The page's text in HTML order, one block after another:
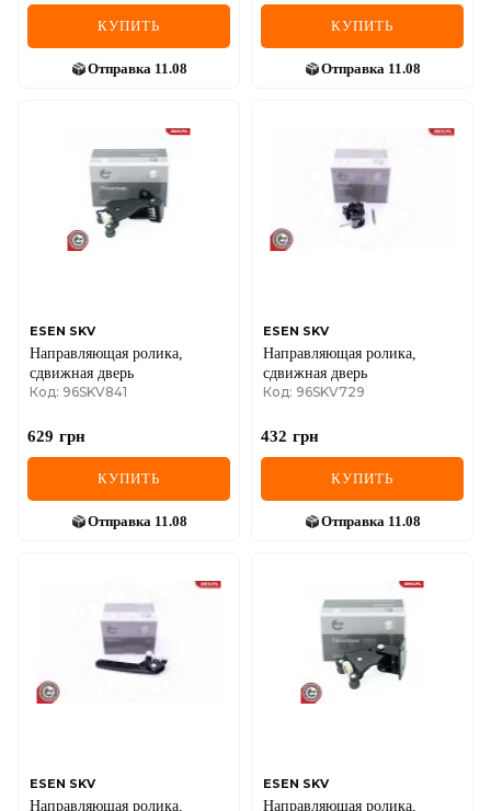
КУПИТЬ
Отправка 11.08
КУПИТЬ
Отправка 11.08
ESEN SKV
Направляющая ролика,
сдвижная дверь
Код: 96SKV841
629 грн
КУПИТЬ
Отправка 11.08
ESEN SKV
Направляющая ролика,
сдвижная дверь
Код: 96SKV729
432 грн
КУПИТЬ
Отправка 11.08
ESEN SKV
Направляющая ролика,
ESEN SKV
Направляющая ролика,